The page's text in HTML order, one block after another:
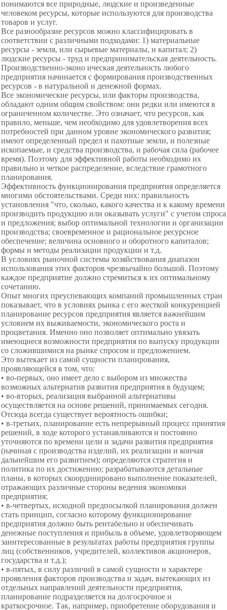
понимаются все природные, людские и произведенные
человеком ресурсы, которые используются для производства
товаров и услуг.
Все разнообразие ресурсов можно классифицировать в
соответствии с различными подходами: 1) материальные
ресурсы - земля, или сырьевые материалы, и капитал; 2)
людские ресурсы - труд и предпринимательская деятельность.
Производственно-эконо ическая деятельность любого
предприятия начинается с формирования производственных
ресурсов - в натуральной и денежной формах.
Все экономические ресурсы, или факторы производства,
обладают одним общим свойством: они редки или имеются в
ограниченном количестве. Это означает, что ресурсов, как
правило, меньше, чем необходимо для удовлетворения всех
потребностей при данном уровне экономического развития;
имеют определенный предел и пахотные земли, и полезные
ископаемые, и средства производства, и рабочая сила (рабочее
время). Поэтому для эффективной работы необходимо их
правильно и четкое распределение, вследствие грамотного
планирования.
Эффективность функционирования предприятия определяется
многими обстоятельствами. Среди них: правильность
установления "что, сколько, какого качества и к какому времени
производить продукцию или оказывать услуги" с учетом спроса
и предложения; выбор оптимальной технологии и организации
производства; своевременное и рациональное ресурсное
обеспечение; величина основного и оборотного капиталов;
формы и методы реализации продукции и т.д.
В условиях рыночной системы хозяйствования диапазон
использования этих факторов чрезвычайно большой. Поэтому
каждое предприятие должно стремиться к их оптимальному
сочетанию.
Опыт многих преуспевающих компаний промышленных стран
показывает, что в условиях рынка с его жесткой конкуренцией
планирование ресурсов предприятия является важнейшим
условием их выживаемости, экономического роста и
процветания. Именно оно позволяет оптимально увязать
имеющиеся возможности предприятия по выпуску продукции
со сложившимися на рынке спросом и предложением.
Это вытекает из самой сущности планирования,
проявляющейся в том, что:
• во-первых, оно имеет дело с выбором из множества
возможных альтернатив развития предприятия в будущем;
• во-вторых, реализация выбранной альтернативы
осуществляется на основе решений, принимаемых сегодня.
Отсюда всегда существует вероятность ошибки;
• в-третьих, планирование есть непрерывный процесс принятия
решений, в ходе которого устанавливаются и постоянно
уточняются по времени цели и задачи развития предприятия
(начиная с производства изделий, их реализации и кончая
дальнейшим его развитием); определяются стратегия и
политика по их достижению; разрабатываются детальные
планы, в которых скоординировано выполнение показателей,
отражающих различные стороны ведения экономики
предприятия;
• в-четвертых, исходной предпосылкой планирования должен
стать принцип, согласно которому функционирование
предприятия должно быть рентабельно и обеспечивать
денежные поступления и прибыль в объеме, удовлетворяющем
заинтересованные в результатах работы предприятия группы
лиц (собственников, учредителей, коллективов акционеров,
государства и т.д.);
• в-пятых, в силу различий в самой сущности и характере
проявления факторов производства и задач, вытекающих из
отдельных направлений деятельности предприятия,
планирование подразделяется на долгосрочное и
краткосрочное. Так, например, приобретение оборудования и